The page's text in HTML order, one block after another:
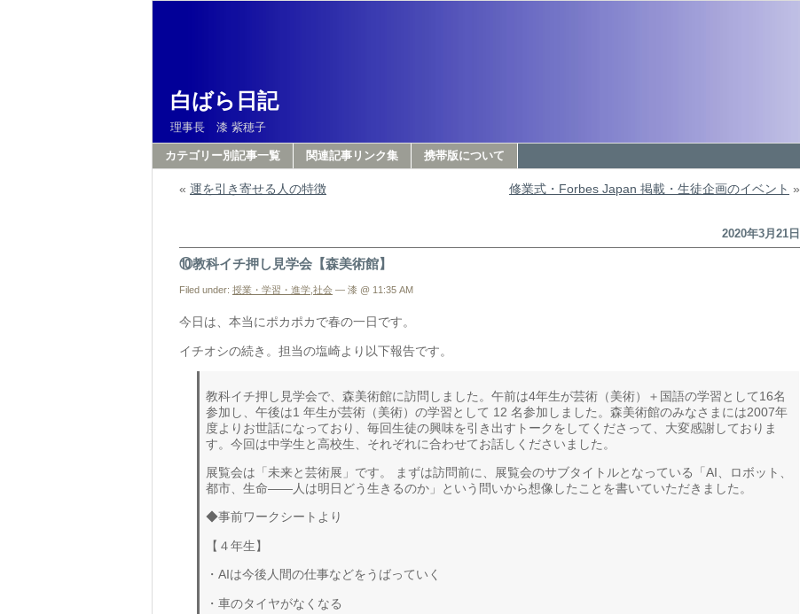
白ばら日記
理事長 漆 紫穂子
カテゴリー別記事一覧 関連記事リンク集 携帯版について
« 運を引き寄せる人の特徴 修業式・Forbes Japan 掲載・生徒企画のイベント »
2020年3月21日
⑩教科イチ押し見学会【森美術館】
Filed under: 授業・学習・進学 社会 — 漆 @ 11:35 AM
今日は、本当にポカポカで春の一日です。
イチオシの続き。担当の塩崎より以下報告です。
教科イチ押し見学会で、森美術館に訪問しました。午前は4年生が芸術（美術）＋国語の学習として16名
参加し、午後は1 年生が芸術（美術）の学習として 12 名参加しました。森美術館のみなさまには2007年
度よりお世話になっており、毎回生徒の興味を引き出すトークをしてくださって、大変感謝しておりま
す。今回は中学生と高校生、それぞれに合わせてお話しくださいました。
展覧会は「未来と芸術展」です。 まずは訪問前に、展覧会のサブタイトルとなっている「AI、ロボット、
都市、生命――人は明日どう生きるのか」という問いから想像したことを書いていただきました。
◆事前ワークシートより
【４年生】
・AIは今後人間の仕事などをうばっていく
・車のタイヤがなくなる